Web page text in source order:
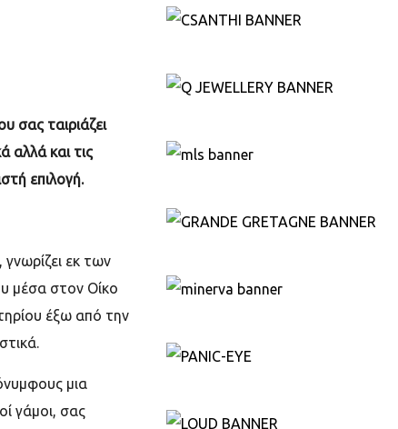
σας ταιριάζει
αλλά και τις
επιλογή.
εκ των
μέσα στον Οίκο
έξω από την
μια
γάμοι, σας